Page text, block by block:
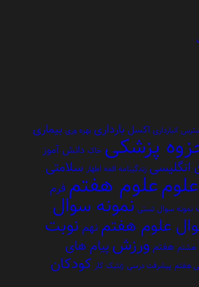
انبارداری اکسلبارداری بهره وری بیماری پزشکی خاک دانش آموز
انگلیسی زندگینامه ائمه اطهار سلامتی
علومعلوم هفتمفرم
نمونه سوال تستی نمونه سوال
علوم هفتمنهم نوبت
هشتم هفتم ورزشپیام های
هفتم پیشرفت درسی ژنتیک کار کودکان